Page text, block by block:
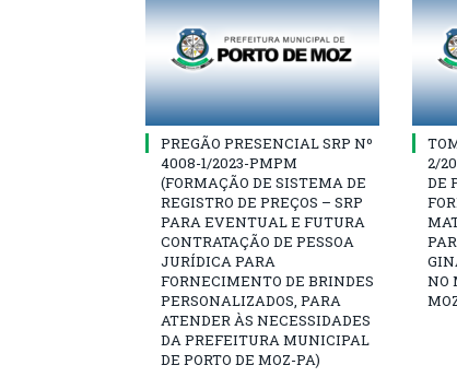
PREGÃO PRESENCIAL SRP Nº
4008-1/2023-PMPM
(FORMAÇÃO DE SISTEMA DE
REGISTRO DE PREÇOS – SRP
PARA EVENTUAL E FUTURA
CONTRATAÇÃO DE PESSOA
JURÍDICA PARA
FORNECIMENTO DE BRINDES
PERSONALIZADOS, PARA
ATENDER ÀS NECESSIDADES
DA PREFEITURA MUNICIPAL
DE PORTO DE MOZ-PA)
2/
DE
NO